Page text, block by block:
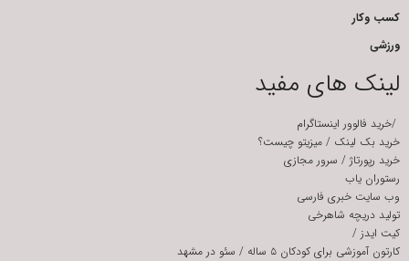
کسب وکار
ورزشی
لینک های مفید
/خرید فالوور اینستاگرام
خرید بک لینک / میزیتو چیست؟
خرید رپورتاژ / سرور مجازی
رستوران یاب
وب سایت خبری فارسی
تولید دریچه شاهرخی
کیت ایدز /
کارتون آموزشی برای کودکان ۵ ساله
/ سئو در مشهد